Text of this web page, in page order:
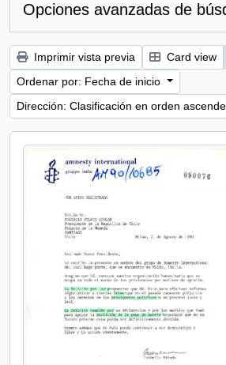
Opciones avanzadas de
Imprimir vista previa Card view
Ordenar por: Fecha de inicio
Dirección: Clasificación en orden